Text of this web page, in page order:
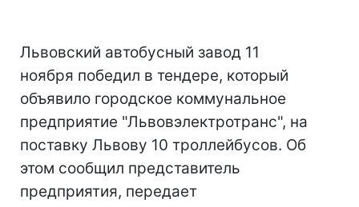
Львовский автобусный завод 11
ноября победил в тендере, который
объявило городское коммунальное
предприятие "Львовэлектротранс", на
поставку Львову 10 троллейбусов. Об
этом сообщил представитель
предприятия, передает